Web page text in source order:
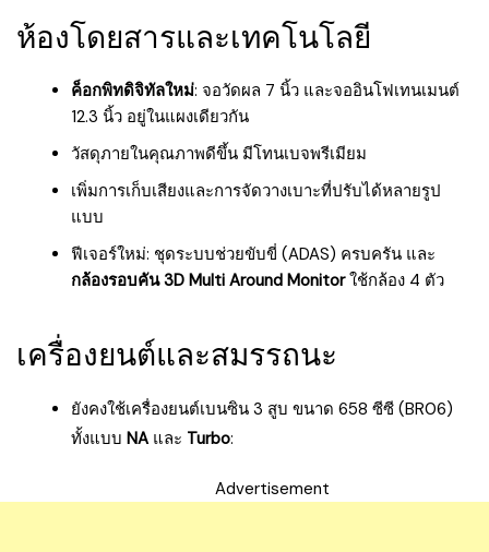
ห้องโดยสารและเทคโนโลยี
ค็อกพิทดิจิทัลใหม่: จอวัดผล 7 นิ้ว และจออินโฟเทนเมนต์
12.3 นิ้ว อยู่ในแผงเดียวกัน
วัสดุภายในคุณภาพดีขึ้น มีโทนเบจพรีเมียม
เพิ่มการเก็บเสียงและการจัดวางเบาะที่ปรับได้หลายรูป
แบบ
ฟีเจอร์ใหม่: ชุดระบบช่วยขับขี่ (ADAS) ครบครัน และ
กล้องรอบคัน 3D Multi Around Monitorใช้กล้อง 4 ตัว
เครื่องยนต์และสมรรถนะ
ยังคงใช้เครื่องยนต์เบนซิน 3 สูบ ขนาด 658 ซีซี (BR06)
ทั้งแบบ NAและ Turbo:
Advertisement